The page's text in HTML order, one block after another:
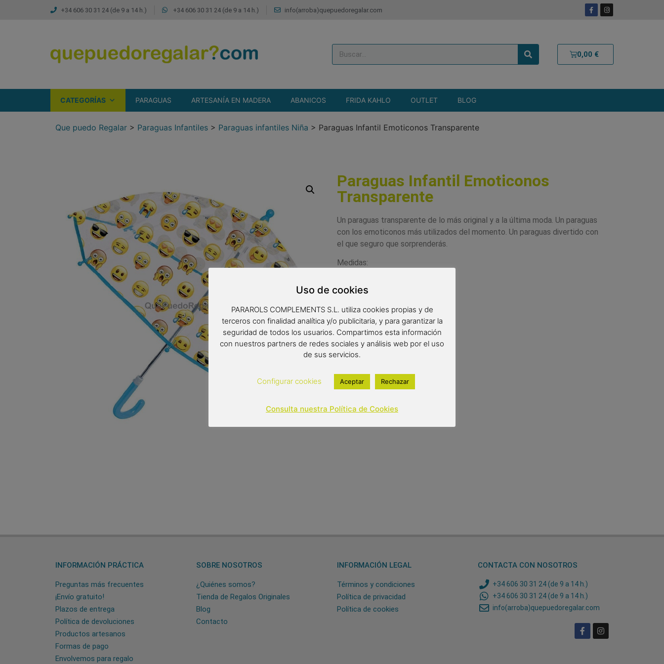
+34 606 30 31 24 (de 9 a 14 h.) +34 606 30 31 24 (de 9 a 14 h.) info(arroba)quepuedoregalar.com
0,00 €
CATEGORÍAS PARAGUAS ARTESANÍA EN MADERA ABANICOS FRIDA KAHLO OUTLET BLOG
Que puedo Regalar > Paraguas Infantiles > Paraguas infantiles Niña > Paraguas Infantil Emoticonos Transparente
Paraguas Infantil Emoticonos
Transparente
Un paraguas transparente de lo más original y a la última moda. Un paraguas
con los emoticonos más utilizados del momento. Un paraguas divertido con
el que seguro que sorprenderás.
Medidas:
Largo: 65 cms
9,90
INFORMACIÓN PRÁCTICA
Preguntas más frecuentes
¡Envío gratuito!
Plazos de entrega
Política de devoluciones
Productos artesanos
Formas de pago
Envolvemos para regalo
SOBRE NOSOTROS
¿Quiénes somos?
Tienda de Regalos Originales
Blog
Contacto
INFORMACIÓN LEGAL
Términos y condiciones
Política de privacidad
Política de cookies
CONTACTA CON NOSOTROS
+34 606 30 31 24 (de 9 a 14 h.)
+34 606 30 31 24 (de 9 a 14 h.)
info(arroba)quepuedoregalar.com
Uso de cookies
PARAROLS COMPLEMENTS S.L. utiliza cookies propias y de
terceros con finalidad analítica y/o publicitaria, y para garantizar la
seguridad de todos los usuarios. Compartimos esta información
con nuestros partners de redes sociales y análisis web por el uso
de sus servicios.
Configurar cookies Aceptar Rechazar
Consulta nuestra Política de Cookies